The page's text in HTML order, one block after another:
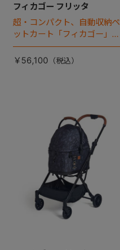
フィカゴー フリッタ
超・コンパクト、自動収納ペ
ットカート「フィカゴー」に
キャビン着脱タイプが新登
場！
￥56,100